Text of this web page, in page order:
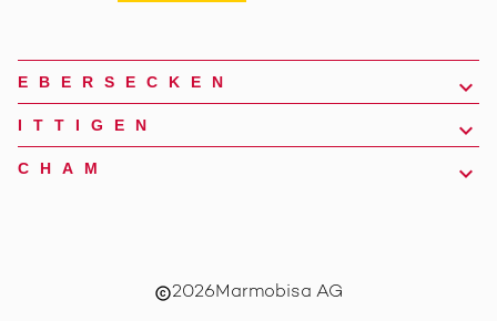
EBERSECKEN
ITTIGEN
CHAM
copyright2026Marmobisa AG